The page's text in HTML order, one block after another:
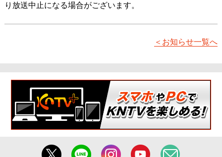
り放送中止になる場合がございます。
＜お知らせ一覧へ